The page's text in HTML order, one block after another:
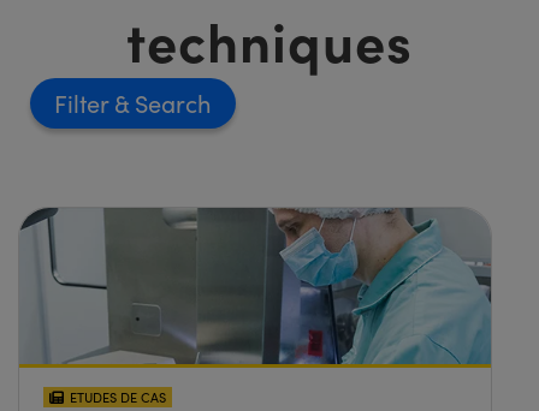
techniques
Filter
ETUDES DE CAS